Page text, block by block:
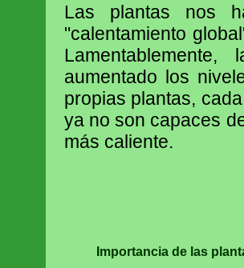
Las plantas nos
"calentamiento
aumentado los
propias plantas,
ya no son capaces
más caliente.
Importancia de las